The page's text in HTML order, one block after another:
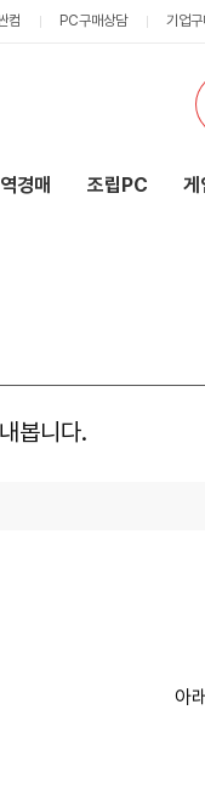
컴 PC구매상담 기업
역경매 조립PC 게
봅니다.
아